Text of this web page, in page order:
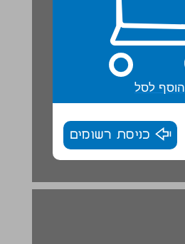
הוסף לסל
כניסת רשומים